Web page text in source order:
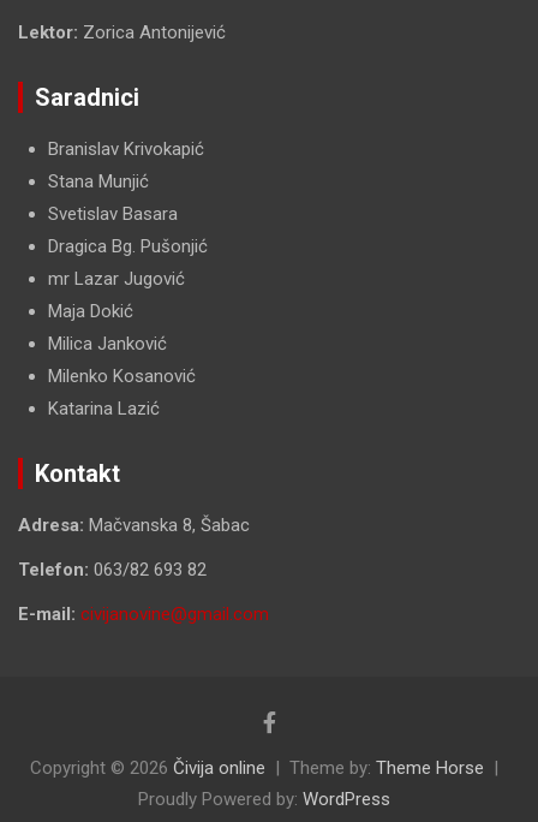
Lektor: Zorica Antonijević
Saradnici
Branislav Krivokapić
Stana Munjić
Svetislav Basara
Dragica Bg. Pušonjić
mr Lazar Jugović
Maja Dokić
Milica Janković
Milenko Kosanović
Katarina Lazić
Kontakt
Adresa: Mačvanska 8, Šabac
Telefon: 063/82 693 82
E-mail: civijanovine@gmail.com
Copyright © 2026 Čivija online Theme by: Theme Horse
Proudly Powered by: WordPress